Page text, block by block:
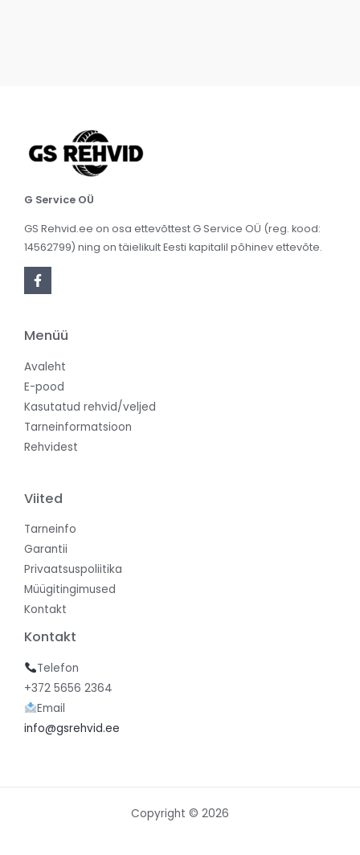
G Service OÜ
GS Rehvid.ee on osa ettevõttest G Service OÜ (reg. kood:
14562799) ning on täielikult Eesti kapitalil põhinev ettevõte.
Menüü
Avaleht
E-pood
Kasutatud rehvid/veljed
Tarneinformatsioon
Rehvidest
Viited
Tarneinfo
Garantii
Privaatsuspoliitika
Müügitingimused
Kontakt
Kontakt
Telefon
+372 5656 2364
Email
info@gsrehvid.ee
Copyright © 2026